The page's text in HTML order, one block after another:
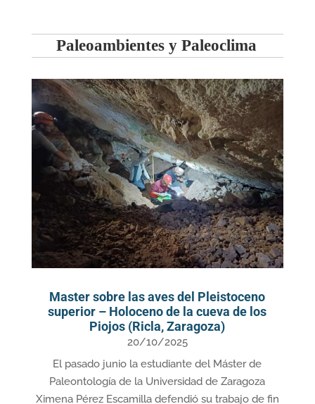
Paleoambientes y Paleoclima
Master sobre las aves del Pleistoceno
superior – Holoceno de la cueva de los
Piojos (Ricla, Zaragoza)
20/10/2025
El pasado junio la estudiante del Máster de
Paleontología de la Universidad de Zaragoza
Ximena Pérez Escamilla defendió su trabajo de fin